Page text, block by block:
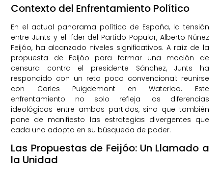
Contexto del Enfrentamiento Político
En el actual panorama político de España, la tensión
entre Junts y el líder del Partido Popular, Alberto Núñez
Feijóo, ha alcanzado niveles significativos. A raíz de la
propuesta de Feijóo para formar una moción de
censura contra el presidente Sánchez, Junts ha
respondido con un reto poco convencional: reunirse
con Carles Puigdemont en Waterloo. Este
enfrentamiento no solo refleja las diferencias
ideológicas entre ambos partidos, sino que también
pone de manifiesto las estrategias divergentes que
cada uno adopta en su búsqueda de poder.
Las Propuestas de Feijóo: Un Llamado a
la Unidad